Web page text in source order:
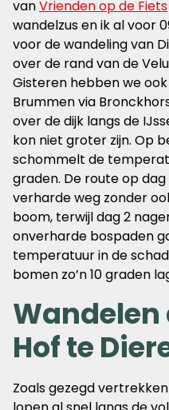
vanVrienden op de Fiets
wandelzus en ik al voor
voor de wandeling van
over de rand van de
Gisteren hebben we
Brummen via
over de dijk langs de
kon niet groter zijn. Op
schommelt de
graden. De route op
verharde weg zonder
boom, terwijl dag 2
onverharde bospaden
temperatuur in de
bomen zo’n 10 graden
Wandelen
Hof te
Zoals gezegd